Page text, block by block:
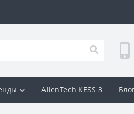
AlienTech KESS 3